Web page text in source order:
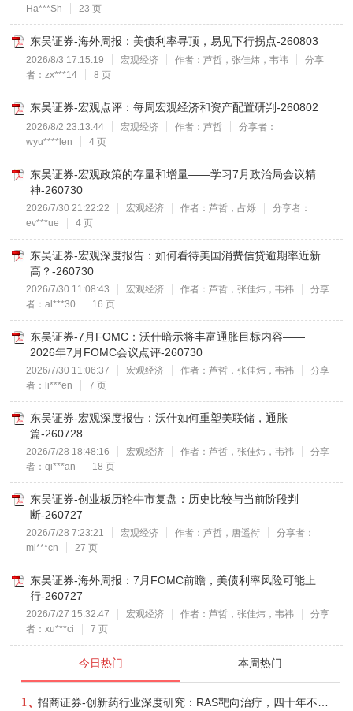
Ha***Sh
23 页
东吴证券-海外周报：美债利率寻顶，易见下行拐点-260803
2026/8/3 17:15:19 宏观经济 作者：芦哲，张佳炜，韦祎
分享
者：zx***14
8 页
东吴证券-宏观点评：每周宏观经济和资产配置研判-260802
2026/8/2 23:13:44 宏观经济 作者：芦哲
分享者：
wyu****len
4 页
东吴证券-宏观政策的存量和增量——学习7月政治局会议精
神-260730
2026/7/30 21:22:22 宏观经济 作者：芦哲，占烁
分享者：
ev***ue
4 页
东吴证券-宏观深度报告：如何看待美国消费信贷逾期率近新
高？-260730
2026/7/30 11:08:43 宏观经济 作者：芦哲，张佳炜，韦祎
分享
者：al***30
16 页
东吴证券-7月FOMC：沃什暗示将丰富通胀目标内容——
2026年7月FOMC会议点评-260730
2026/7/30 11:06:37 宏观经济 作者：芦哲，张佳炜，韦祎
分享
者：li***en
7 页
东吴证券-宏观深度报告：沃什如何重塑美联储，通胀
篇-260728
2026/7/28 18:48:16 宏观经济 作者：芦哲，张佳炜，韦祎
分享
者：qi***an
18 页
东吴证券-创业板历轮牛市复盘：历史比较与当前阶段判
断-260727
2026/7/28 7:23:21 宏观经济 作者：芦哲，唐遥衔
分享者：
mi***cn
27 页
东吴证券-海外周报：7月FOMC前瞻，美债利率风险可能上
行-260727
2026/7/27 15:32:47 宏观经济 作者：芦哲，张佳炜，韦祎
分享
者：xu***ci
7 页
今日热门 本周热门
1、